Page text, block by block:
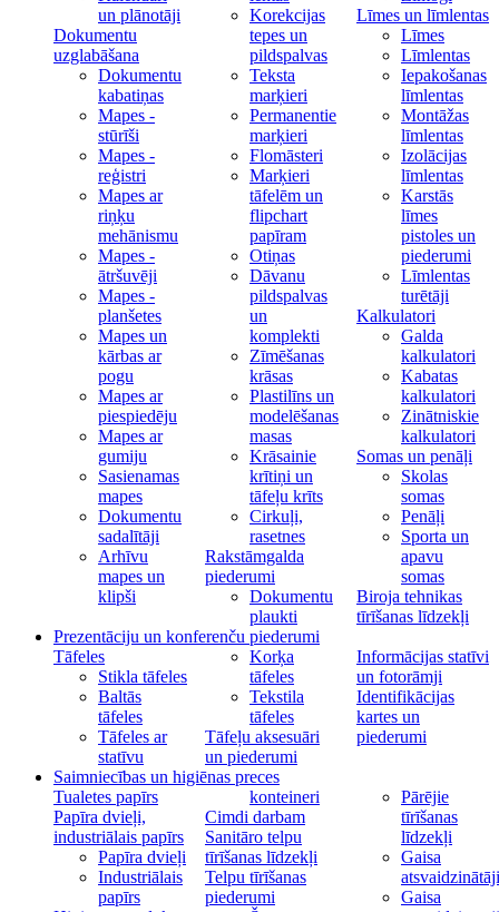
un plānotāji
Dokumentu
uzglabāšana
Dokumentu
kabatiņas
Mapes -
stūrīši
Mapes -
reģistri
Mapes ar
riņķu
mehānismu
Mapes -
ātršuvēji
Mapes -
planšetes
Mapes un
kārbas ar
pogu
Mapes ar
piespiedēju
Mapes ar
gumiju
Sasienamas
mapes
Dokumentu
sadalītāji
Arhīvu
mapes un
klipši
Korekcijas
tepes un
pildspalvas
Teksta
marķieri
Permanentie
marķieri
Flomāsteri
Marķieri
tāfelēm un
flipchart
papīram
Otiņas
Dāvanu
pildspalvas
un
komplekti
Zīmēšanas
krāsas
Plastilīns un
modelēšanas
masas
Krāsainie
krītiņi un
tāfeļu krīts
Cirkuļi,
rasetnes
Rakstāmgalda
piederumi
Dokumentu
plaukti
Līmes un līmlentas
Līmes
Līmlentas
Iepakošanas
līmlentas
Montāžas
līmlentas
Izolācijas
līmlentas
Karstās
līmes
pistoles un
piederumi
Līmlentas
turētāji
Kalkulatori
Galda
kalkulatori
Kabatas
kalkulatori
Zinātniskie
kalkulatori
Somas un penāļi
Skolas
somas
Penāļi
Sporta un
apavu
somas
Biroja tehnikas
tīrīšanas līdzekļi
Prezentāciju un konferenču piederumi
Tāfeles
Stikla tāfeles
Baltās
tāfeles
Tāfeles ar
statīvu
Korķa
tāfeles
Tekstila
tāfeles
Tāfeļu aksesuāri
un piederumi
Informācijas statīvi
un fotorāmji
Identifikācijas
kartes un
piederumi
Saimniecības un higiēnas preces
Tualetes papīrs
Papīra dvieļi,
industriālais papīrs
Papīra dvieļi
Industriālais
papīrs
konteineri
Cimdi darbam
Sanitāro telpu
tīrīšanas līdzekļi
Telpu tīrīšanas
piederumi
Pārējie
tīrīšanas
līdzekļi
Gaisa
atsvaidzinātāji
Gaisa